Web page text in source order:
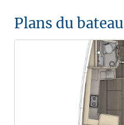
Plans du bateau